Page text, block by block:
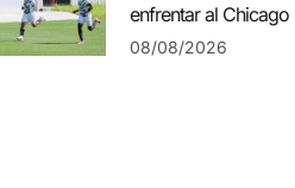
enfrentar al Chicago
08/08/2026